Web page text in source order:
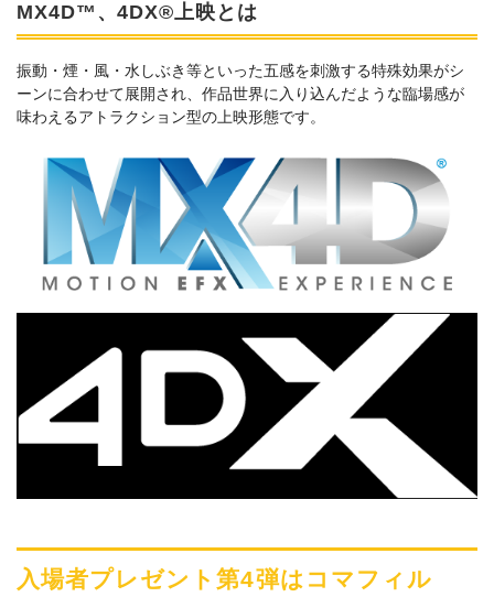
MX4D™、4DX®上映とは
振動・煙・風・水しぶき等といった五感を刺激する特殊効果がシ
ーンに合わせて展開され、作品世界に入り込んだような臨場感が
味わえるアトラクション型の上映形態です。
入場者プレゼント第4弾はコマフィル